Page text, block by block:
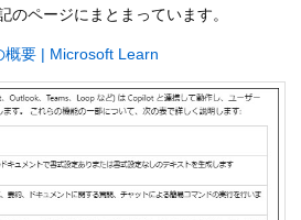
のページにまとまっています。
要 | Microsoft Learn